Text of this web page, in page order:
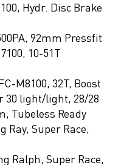
Hydr. Disc Brake
92mm Pressfit
10-51T
M8100, 32T, Boost
30 light/light, 28/28
Tubeless Ready
Ray, Super Race,
Ralph, Super Race,